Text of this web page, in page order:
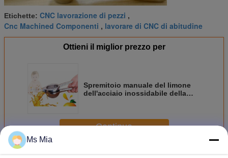
Etichette: CNC lavorazione di pezzi ,
Cnc Machined Componenti , lavorare di CNC di abitudine
Ottieni il miglior prezzo per
Spremitoio manuale del limone
dell'acciaio inossidabile della
Continua
PiùParti dell'alluminio di CNC
Ms Mia